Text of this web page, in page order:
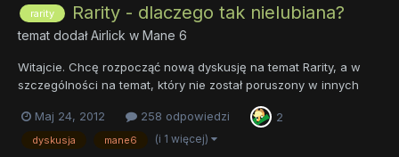
rarity Rarity - dlaczego tak nielubiana?
temat dodałAirlick w Mane 6
Witajcie. Chcę rozpocząć nową dyskusję na temat Rarity, a w
szczególności na temat, który nie został poruszony w innych
pomyśleć, że wcale tak nie jest, ale fakty mówią same za siebie.
W każdej ankiecie, jaką widziałem, jasno wychodzi,...
Maj 24, 2012 258 odpowiedzi 2
dyskusja mane6 (i 1 więcej)